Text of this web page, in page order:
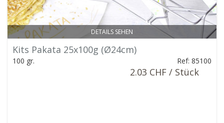
DETAILS SEHEN
Kits Pakata 25x100g (Ø24cm)
100 gr. Ref: 85100
2.03 CHF / Stück